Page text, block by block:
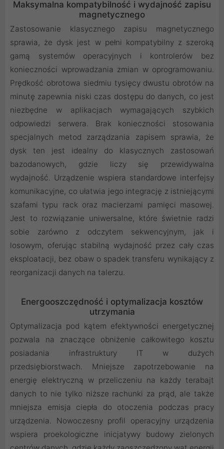
Maksymalna kompatybilność i wydajność zapisu
magnetycznego
Zastosowanie klasycznego zapisu magnetycznego
sprawia, że dysk jest w pełni kompatybilny z szeroką
gamą systemów operacyjnych i kontrolerów bez
konieczności wprowadzania zmian w oprogramowaniu.
Prędkość obrotowa siedmiu tysięcy dwustu obrotów na
minutę zapewnia niski czas dostępu do danych, co jest
niezbędne w aplikacjach wymagających szybkich
odpowiedzi serwera. Brak konieczności stosowania
specjalnych metod zarządzania zapisem sprawia, że
dysk ten jest idealny do klasycznych zastosowań
bazodanowych, gdzie liczy się przewidywalna
wydajność. Urządzenie wspiera standardowe interfejsy
komunikacyjne, co ułatwia jego integrację z istniejącymi
szafami typu rack oraz macierzami pamięci masowej.
Jest to rozwiązanie uniwersalne, które świetnie radzi
sobie zarówno z odczytem sekwencyjnym, jak i
losowym, oferując stabilną wydajność przez cały czas
eksploatacji, bez obaw o spadek transferu wynikający z
reorganizacji danych na talerzu.
Energooszczędność i optymalizacja kosztów
utrzymania
Optymalizacja pod kątem efektywności energetycznej
pozwala na znaczące obniżenie całkowitego kosztu
posiadania infrastruktury IT w dużych
przedsiębiorstwach. Mniejsze zapotrzebowanie na
energię elektryczną w przeliczeniu na każdy terabajt
danych to nie tylko niższe rachunki za prąd, ale także
mniejsza emisja ciepła do otoczenia podczas pracy
urządzenia. Nowoczesny profil operacyjny urządzenia
wspiera proekologiczne inicjatywy budowy zielonych